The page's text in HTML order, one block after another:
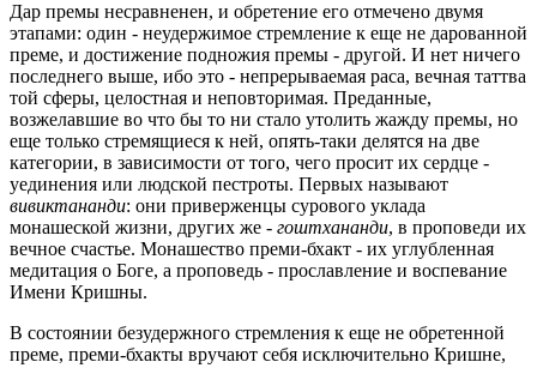
Дар премы несравненен, и обретение его отмечено двумя
этапами: один - неудержимое стремление к еще не дарованной
преме, и достижение подножия премы - другой. И нет ничего
последнего выше, ибо это - непрерываемая раса, вечная таттва
той сферы, целостная и неповторимая. Преданные,
возжелавшие во что бы то ни стало утолить жажду премы, но
еще только стремящиеся к ней, опять-таки делятся на две
категории, в зависимости от того, чего просит их сердце -
уединения или людской пестроты. Первых называют
вивиктананди: они приверженцы сурового уклада
монашеской жизни, других же - гоштхананди, в проповеди их
вечное счастье. Монашество преми-бхакт - их углубленная
медитация о Боге, а проповедь - прославление и воспевание
Имени Кришны.
В состоянии безудержного стремления к еще не обретенной
преме, преми-бхакты вручают себя исключительно Кришне,